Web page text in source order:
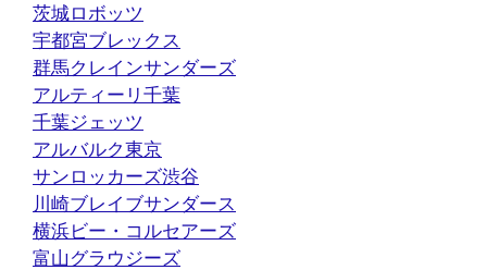
茨城ロボッツ
宇都宮ブレックス
群馬クレインサンダーズ
アルティーリ千葉
千葉ジェッツ
アルバルク東京
サンロッカーズ渋谷
川崎ブレイブサンダース
横浜ビー・コルセアーズ
富山グラウジーズ